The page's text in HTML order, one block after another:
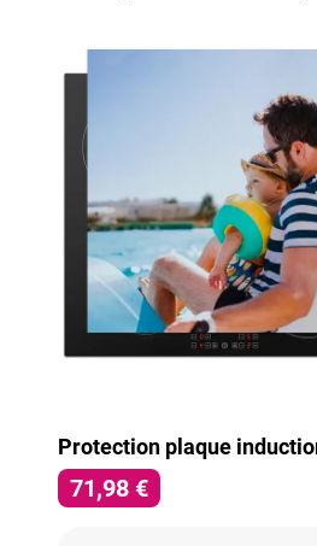
71,98 €